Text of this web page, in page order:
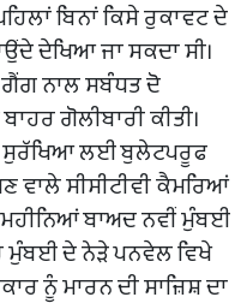
ਬਿਨਾਂ ਕਿਸੇ ਰੁਕਾਵਟ ਦੇ
ਦੇਖਿਆ ਜਾ ਸਕਦਾ ਸੀ।
ਗੈਂਗ ਨਾਲ ਸਬੰਧਤ ਦੋ
ਗੋਲੀਬਾਰੀ ਕੀਤੀ।
ਸੁਰੱਖਿਆ ਲਈ ਬੁਲੇਟਪਰੂਫ
ਵਾਲੇ ਸੀਸੀਟੀਵੀ ਕੈਮਰਿਆਂ
ਬਾਅਦ ਨਵੀਂ ਮੁੰਬਈ
ਮੁੰਬਈ ਦੇ ਨੇੜੇ ਪਨਵੇਲ ਵਿਖੇ
ਨੂੰ ਮਾਰਨ ਦੀ ਸਾਜ਼ਿਸ਼ ਦਾ